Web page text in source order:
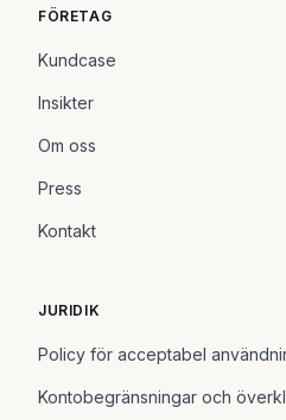
FÖRETAG
Kundcase
Insikter
Om oss
Press
Kontakt
JURIDIK
Policy för acceptabel
Kontobegränsningar och